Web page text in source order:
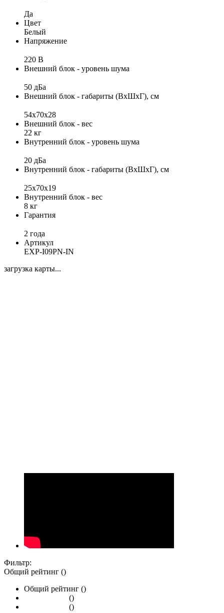
Да
Цвет
Белый
Напряжение
220 В
Внешний блок - уровень шума
50 дБа
Внешний блок - габариты (ВхШхГ), см
54х70х28
Внешний блок - вес
22 кг
Внутренний блок - уровень шума
20 дБа
Внутренний блок - габариты (ВхШхГ), см
25х70х19
Внутренний блок - вес
8 кг
Гарантия
2 года
Артикул
EXP-I09PN-IN
загрузка карты...
Фильтр:
Общий рейтинг ()
Общий рейтинг ()
()
()